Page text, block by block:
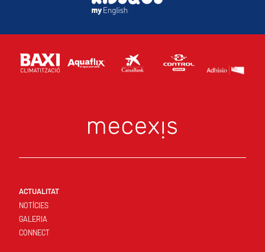
ACTUALITAT
NOTÍCIES
GALERIA
CONNECT